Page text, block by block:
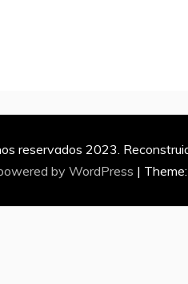
reservados 2023.
by WordPress |